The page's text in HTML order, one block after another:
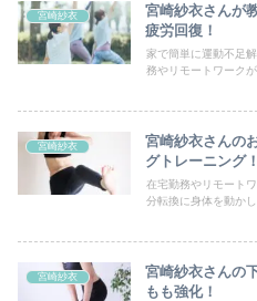
宮崎紗衣
宮崎紗衣さんが
疲労回復！
家で簡単に運動不足
務やリモートワーク
宮崎紗衣
宮崎紗衣さんの
グトレーニング！
在宅勤務やリモート
分転換に身体を動か
宮崎紗衣
宮崎紗衣さんの
もも強化！